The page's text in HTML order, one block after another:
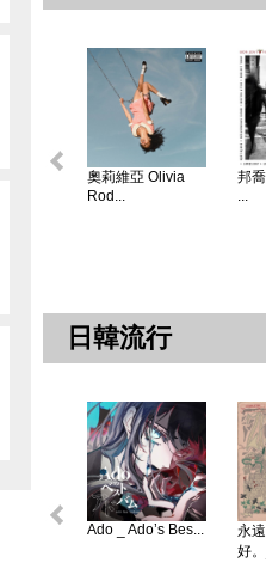
奧莉維亞 Olivia
Rod...
邦
...
日韓流行
Ado _ Ado’s Bes...
永
好